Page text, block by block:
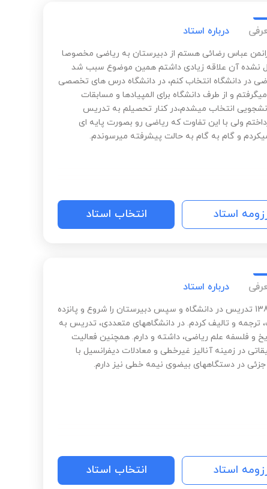
درباره استاد
عباس رضائی هستم از دبیرستان به ریاضی مخصوصا
نشده آن علاقه زیادی داشتم همین موضوع سبب شد
در دانشگاه انتخاب کنم، در دانشگاه درس های تخصصی
و از طرف دانشگاه برای المپیادها و مسابقات
انتخاب میشدم،در کنار تحصیلم به تدریس
ولی با این تفاوت که ریاضی رو بصورت پایه ای
و گام به گام به حالت پیشرفته میرسوندم.
استاد انتخاب استاد
درباره استاد
از سال 1388 تدریس در دانشگاه و سپس دبیرستان را شروع و پانزده
ترجمه و تالیف کردم. در دانشگاههای متعددی، تدریس به
و فلسفه علم ریاضی، داشته و دارم. همچنین فعالیت
در زمینه آنالیز غیرخطی و معادلات دیفرانسیل با
در دستگاههای بیضوی نیمه خطی نیز دارم.
استاد انتخاب استاد